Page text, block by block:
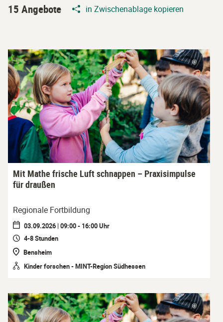
15 Angebote in Zwischenablage kopieren
Mit Mathe frische Luft schnappen – Praxisimpulse
für draußen
Regionale Fortbildung
03.09.2026 | 09:00 - 16:00 Uhr
4-8 Stunden
Bensheim
Kinder forschen - MINT-Region Südhessen